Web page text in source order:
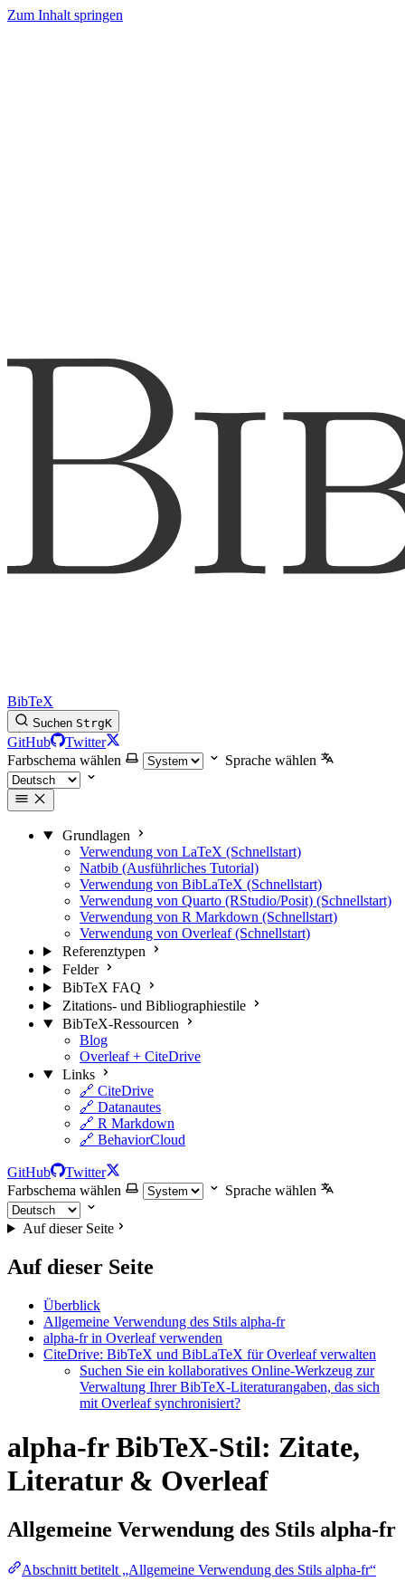
Zum Inhalt springen
BibTeX
Suchen StrgK
GitHub
Twitter
Farbschema wählen
Sprache wählen
Grundlagen
Verwendung von LaTeX (Schnellstart)
Natbib (Ausführliches Tutorial)
Verwendung von BibLaTeX (Schnellstart)
Verwendung von Quarto (RStudio/Posit) (Schnellstart)
Verwendung von R Markdown (Schnellstart)
Verwendung von Overleaf (Schnellstart)
Referenztypen
Felder
BibTeX FAQ
Zitations- und Bibliographiestile
BibTeX-Ressourcen
Blog
Overleaf + CiteDrive
Links
🔗 CiteDrive
🔗 Datanautes
🔗 R Markdown
🔗 BehaviorCloud
GitHub
Twitter
Farbschema wählen
Sprache wählen
Auf dieser Seite
Auf dieser Seite
Überblick
Allgemeine Verwendung des Stils alpha-fr
alpha-fr in Overleaf verwenden
CiteDrive: BibTeX und BibLaTeX für Overleaf verwalten
Suchen Sie ein kollaboratives Online-Werkzeug zur
Verwaltung Ihrer BibTeX-Literaturangaben, das sich
mit Overleaf synchronisiert?
alpha-fr BibTeX-Stil: Zitate,
Literatur & Overleaf
Allgemeine Verwendung des Stils alpha-fr
Abschnitt betitelt „Allgemeine Verwendung des Stils alpha-fr“